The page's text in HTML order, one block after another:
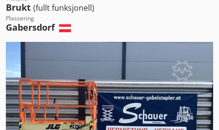
Brukt (fullt funksjonell)
Plassering
Gabersdorf